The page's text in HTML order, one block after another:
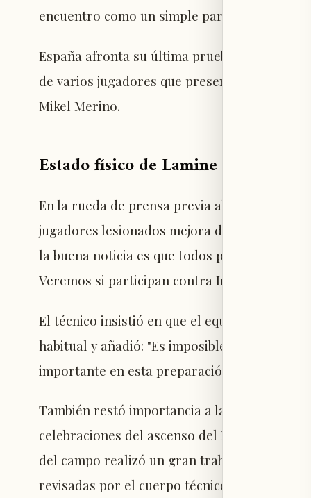
encuentro como un simple partido de
España afronta su última prueba antes del
de varios jugadores que presentan
Mikel Merino.
Estado físico de Lamine Yamal y
En la rueda de prensa previa al partido, De
jugadores lesionados mejora día a día.
la buena noticia es que todos podrán llegar
Veremos si participan contra Irak o no".
El técnico insistió en que el equipo no
habitual y añadió: "Es imposible jugar un
importante en esta preparación y queremos
También restó importancia a las
celebraciones del ascenso del Deportivo La
del campo realizó un gran trabajo para
revisadas por el cuerpo técnico, el terreno